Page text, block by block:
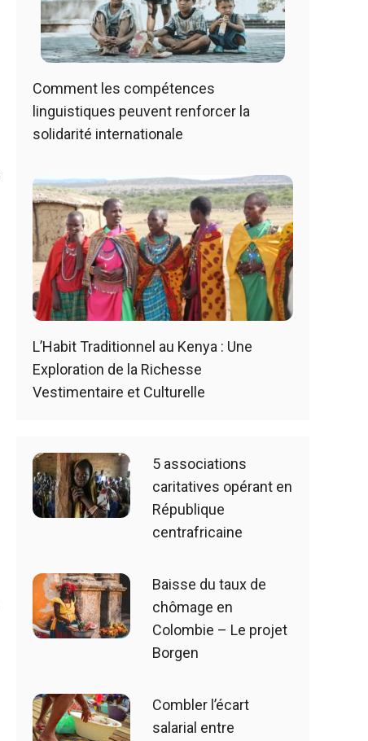
Comment les compétences
linguistiques peuvent renforcer la
solidarité internationale
L’Habit Traditionnel au Kenya : Une
Exploration de la Richesse
Vestimentaire et Culturelle
5 associations
caritatives opérant en
République
centrafricaine
Baisse du taux de
chômage en
Colombie – Le projet
Borgen
Combler l’écart
salarial entre